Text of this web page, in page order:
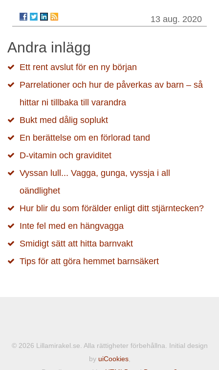
13 aug. 2020
Andra inlägg
Ett rent avslut för en ny början
Parrelationer och hur de påverkas av barn – så
hittar ni tillbaka till varandra
Bukt med dålig soplukt
En berättelse om en förlorad tand
D-vitamin och graviditet
Vyssan lull... Vagga, gunga, vyssja i all
oändlighet
Hur blir du som förälder enligt ditt stjärntecken?
Inte fel med en hängvagga
Smidigt sätt att hitta barnvakt
Tips för att göra hemmet barnsäkert
© 2026 Lillamirakel.se. Alla rättigheter förbehållna. Initial design
by uiCookies,